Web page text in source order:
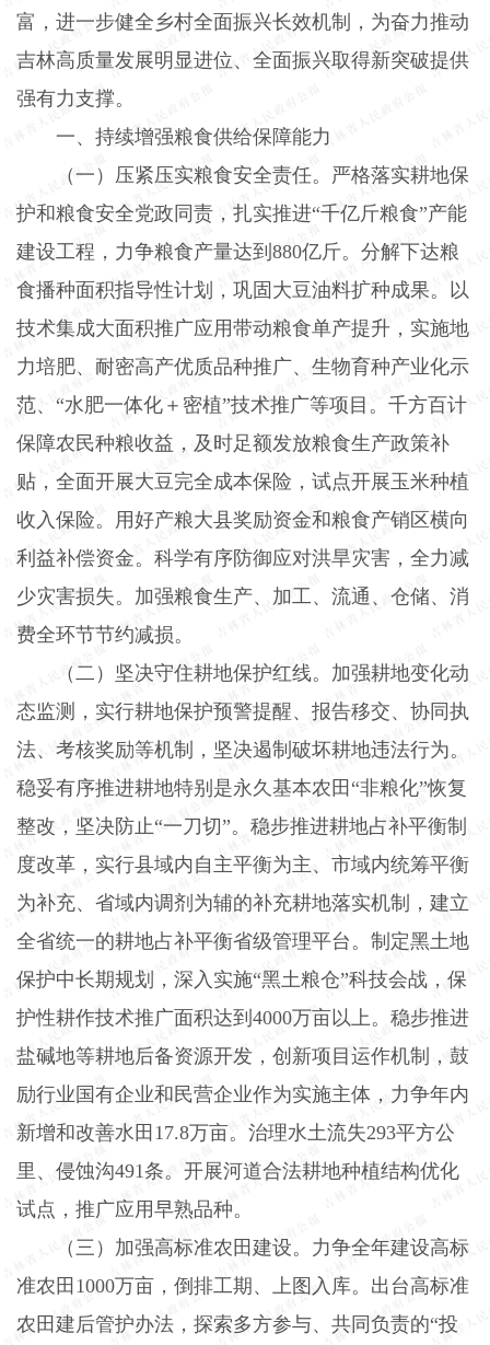
富，进一步健全乡村全面振兴长效机制，为奋力推动
吉林高质量发展明显进位、全面振兴取得新突破提供
强有力支撑。
一、持续增强粮食供给保障能力
（一）压紧压实粮食安全责任。 严格落实耕地保
护和粮食安全党政同责，扎实推进“千亿斤粮食”产能
建设工程，力争粮食产量达到 880亿斤。分解下达粮
食播种面积指导性计划，巩固大豆油料扩种成果。以
技术集成大面积推广应用带动粮食单产提升，实施地
力培肥、耐密高产优质品种推广、生物育种产业化示
范、“水肥一体化＋密植”技术推广等项目。千方百计
保障农民种粮收益，及时足额发放粮食生产政策补
贴，全面开展大豆完全成本保险，试点开展玉米种植
收入保险。用好产粮大县奖励资金和粮食产销区横向
利益补偿资金。科学有序防御应对洪旱灾害，全力减
少灾害损失。加强粮食生产、加工、流通、仓储、消
费全环节节约减损。
（二）坚决守住耕地保护红线。 加强耕地变化动
态监测，实行耕地保护预警提醒、报告移交、协同执
法、考核奖励等机制，坚决遏制破坏耕地违法行为。
稳妥有序推进耕地特别是永久基本农田“非粮化”恢复
整改，坚决防止“一刀切”。稳步推进耕地占补平衡制
度改革，实行县域内自主平衡为主、市域内统筹平衡
为补充、省域内调剂为辅的补充耕地落实机制，建立
全省统一的耕地占补平衡省级管理平台。制定黑土地
保护中长期规划，深入实施“黑土粮仓”科技会战，保
护性耕作技术推广面积达到 4000万亩以上。稳步推进
盐碱地等耕地后备资源开发，创新项目运作机制，鼓
励行业国有企业和民营企业作为实施主体，力争年内
新增和改善水田 17.8万亩。治理水土流失293平方公
里、侵蚀沟491条。开展河道合法耕地种植结构优化
试点，推广应用早熟品种。
（三）加强高标准农田建设。 力争全年建设高标
准农田 1000万亩，倒排工期、上图入库。出台高标准
农田建后管护办法，探索多方参与、共同负责的“投